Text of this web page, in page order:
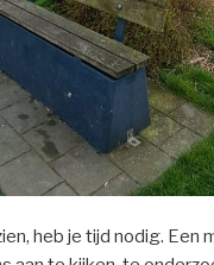
heb je tijd nodig. Een